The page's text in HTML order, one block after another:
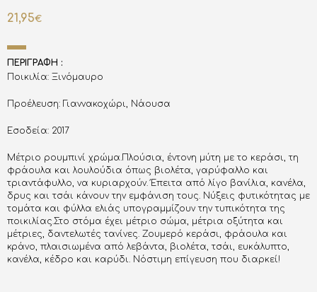
21,95€
ΠΕΡΙΓΡΑΦΗ :
Ποικιλία: Ξινόμαυρο
Προέλευση: Γιαννακοχώρι, Νάουσα
Εσοδεία: 2017
Μέτριο ρουμπινί χρώμα.Πλούσια, έντονη μύτη με το κεράσι, τη
φράουλα και λουλούδια όπως βιολέτα, γαρύφαλλο και
τριαντάφυλλο, να κυριαρχούν. Έπειτα από λίγο βανίλια, κανέλα,
δρυς και τσάι κάνουν την εμφάνιση τους. Νύξεις φυτικότητας με
τομάτα και φύλλα ελιάς υπογραμμίζουν την τυπικότητα της
ποικιλίας.Στο στόμα έχει μέτριο σώμα, μέτρια οξύτητα και
μέτριες, δαντελωτές τανίνες. Ζουμερό κεράσι, φράουλα και
κράνο, πλαισιωμένα από λεβάντα, βιολέτα, τσάι, ευκάλυπτο,
κανέλα, κέδρο και καρύδι. Νόστιμη επίγευση που διαρκεί!